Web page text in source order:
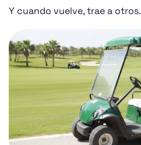
Y cuando vuelve, trae a otros.